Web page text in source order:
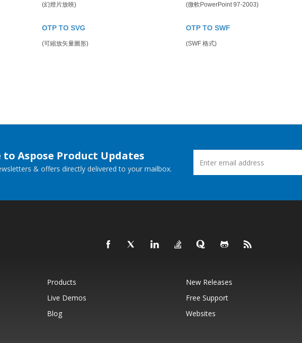
(幻燈片放映) (微軟PowerPoint 97-2003)
OTP TO SVG
(可縮放矢量圖形)
OTP TO SWF
(SWF 格式)
to Aspose Product Updates
& offers directly delivered to your mailbox.
Products New Releases
Live Demos Free Support
Blog Websites